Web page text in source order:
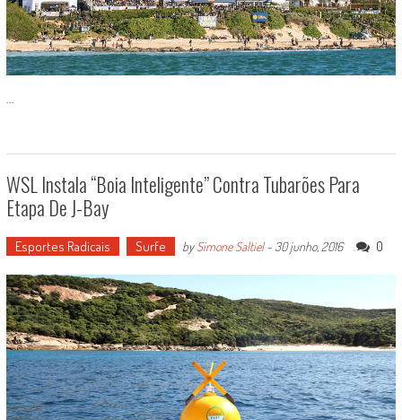
...
WSL Instala “boia Inteligente” Contra Tubarões Para
Etapa De J-Bay
Esportes Radicais Surfe bySimone Saltiel- 30 junho, 2016 0